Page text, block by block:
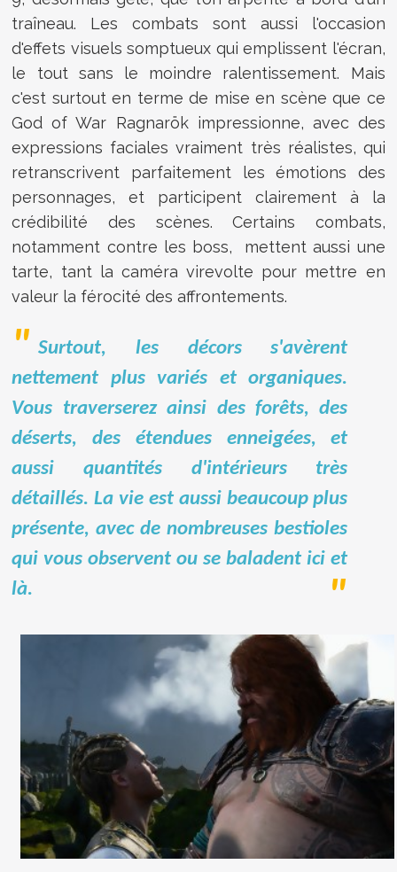
traîneau. Les combats sont aussi l'occasion
d'effets visuels somptueux qui emplissent l'écran,
le tout sans le moindre ralentissement. Mais
c'est surtout en terme de mise en scène que ce
God of War Ragnarök impressionne, avec des
expressions faciales vraiment très réalistes, qui
retranscrivent parfaitement les émotions des
personnages, et participent clairement à la
crédibilité des scènes. Certains combats,
notamment contre les boss, mettent aussi une
tarte, tant la caméra virevolte pour mettre en
valeur la férocité des affrontements.
Surtout, les décors s'avèrent
nettement plus variés et organiques.
Vous traverserez ainsi des forêts, des
déserts, des étendues enneigées, et
aussi quantités d'intérieurs très
détaillés. La vie est aussi beaucoup plus
présente, avec de nombreuses bestioles
qui vous observent ou se baladent ici et
là.